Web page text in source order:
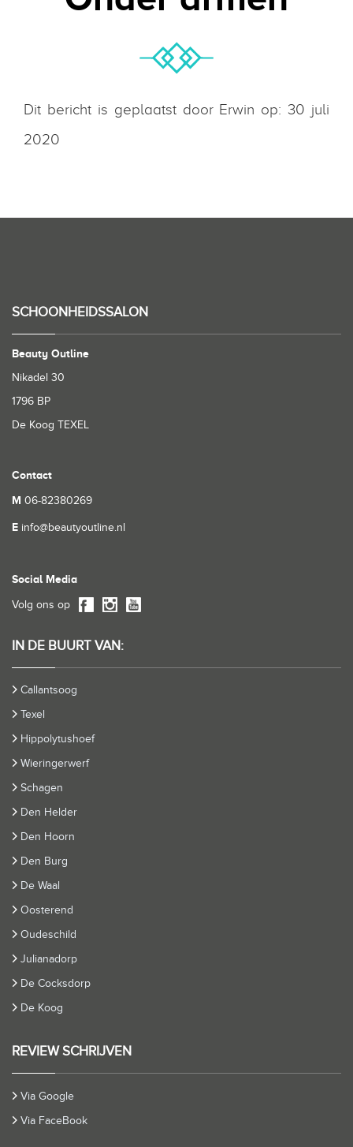
Dit bericht is geplaatst door Erwin op: 30 juli
2020
SCHOONHEIDSSALON
Beauty Outline
Nikadel 30
1796 BP
De Koog TEXEL
Contact
M 06-82380269
E info@beautyoutline.nl
Social Media
Volg ons op
IN DE BUURT VAN:
Callantsoog
Texel
Hippolytushoef
Wieringerwerf
Schagen
Den Helder
Den Hoorn
Den Burg
De Waal
Oosterend
Oudeschild
Julianadorp
De Cocksdorp
De Koog
REVIEW SCHRIJVEN
Via Google
Via FaceBook